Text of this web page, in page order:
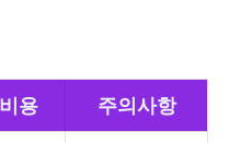
용 주의사항